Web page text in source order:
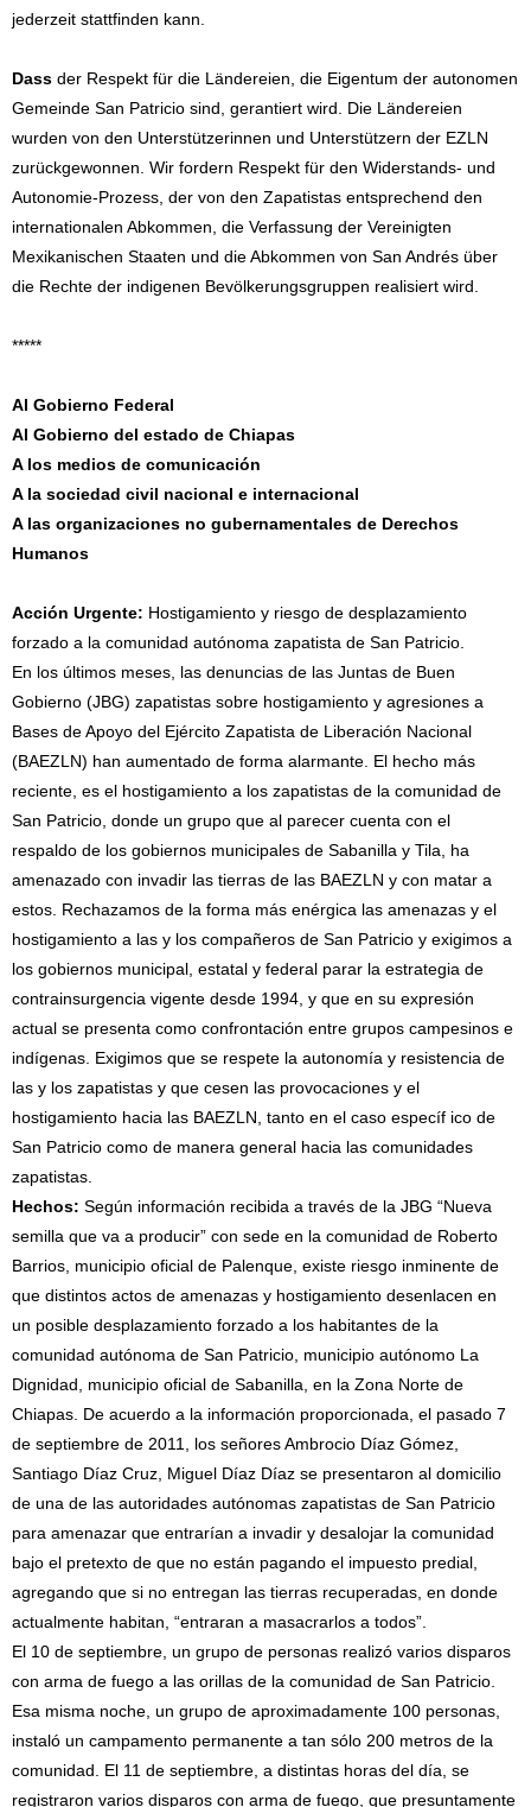
jederzeit stattfinden kann.
Dass der Respekt für die Ländereien, die Eigentum der autonomen
Gemeinde San Patricio sind, gerantiert wird. Die Ländereien
wurden von den Unterstützerinnen und Unterstützern der EZLN
zurückgewonnen. Wir fordern Respekt für den Widerstands- und
Autonomie-Prozess, der von den Zapatistas entsprechend den
internationalen Abkommen, die Verfassung der Vereinigten
Mexikanischen Staaten und die Abkommen von San Andrés über
die Rechte der indigenen Bevölkerungsgruppen realisiert wird.
*****
Al Gobierno Federal
Al Gobierno del estado de Chiapas
A los medios de comunicación
A la sociedad civil nacional e internacional
A las organizaciones no gubernamentales de Derechos
Humanos
Acción Urgente: Hostigamiento y riesgo de desplazamiento
forzado a la comunidad autónoma zapatista de San Patricio.
En los últimos meses, las denuncias de las Juntas de Buen
Gobierno (JBG) zapatistas sobre hostigamiento y agresiones a
Bases de Apoyo del Ejército Zapatista de Liberación Nacional
(BAEZLN) han aumentado de forma alarmante. El hecho más
reciente, es el hostigamiento a los zapatistas de la comunidad de
San Patricio, donde un grupo que al parecer cuenta con el
respaldo de los gobiernos municipales de Sabanilla y Tila, ha
amenazado con invadir las tierras de las BAEZLN y con matar a
estos. Rechazamos de la forma más enérgica las amenazas y el
hostigamiento a las y los compañeros de San Patricio y exigimos a
los gobiernos municipal, estatal y federal parar la estrategia de
contrainsurgencia vigente desde 1994, y que en su expresión
actual se presenta como confrontación entre grupos campesinos e
indígenas. Exigimos que se respete la autonomía y resistencia de
las y los zapatistas y que cesen las provocaciones y el
hostigamiento hacia las BAEZLN, tanto en el caso específ ico de
San Patricio como de manera general hacia las comunidades
zapatistas.
Hechos: Según información recibida a través de la JBG “Nueva
semilla que va a producir” con sede en la comunidad de Roberto
Barrios, municipio oficial de Palenque, existe riesgo inminente de
que distintos actos de amenazas y hostigamiento desenlacen en
un posible desplazamiento forzado a los habitantes de la
comunidad autónoma de San Patricio, municipio autónomo La
Dignidad, municipio oficial de Sabanilla, en la Zona Norte de
Chiapas. De acuerdo a la información proporcionada, el pasado 7
de septiembre de 2011, los señores Ambrocio Díaz Gómez,
Santiago Díaz Cruz, Miguel Díaz Díaz se presentaron al domicilio
de una de las autoridades autónomas zapatistas de San Patricio
para amenazar que entrarían a invadir y desalojar la comunidad
bajo el pretexto de que no están pagando el impuesto predial,
agregando que si no entregan las tierras recuperadas, en donde
actualmente habitan, “entraran a masacrarlos a todos”.
El 10 de septiembre, un grupo de personas realizó varios disparos
con arma de fuego a las orillas de la comunidad de San Patricio.
Esa misma noche, un grupo de aproximadamente 100 personas,
instaló un campamento permanente a tan sólo 200 metros de la
comunidad. El 11 de septiembre, a distintas horas del día, se
registraron varios disparos con arma de fuego, que presuntamente